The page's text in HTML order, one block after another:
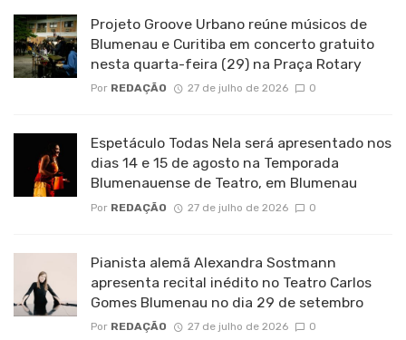
Projeto Groove Urbano reúne músicos de
Blumenau e Curitiba em concerto gratuito
nesta quarta-feira (29) na Praça Rotary
Por REDAÇÃO 27 de julho de 2026 0
Espetáculo Todas Nela será apresentado nos
dias 14 e 15 de agosto na Temporada
Blumenauense de Teatro, em Blumenau
Por REDAÇÃO 27 de julho de 2026 0
Pianista alemã Alexandra Sostmann
apresenta recital inédito no Teatro Carlos
Gomes Blumenau no dia 29 de setembro
Por REDAÇÃO 27 de julho de 2026 0